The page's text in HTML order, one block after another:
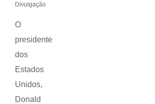
Divulgação
O
presidente
dos
Estados
Unidos,
Donald